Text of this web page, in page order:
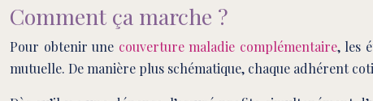
Comment ça marche ?
Pour obtenir une couverture maladie complémentaire, les
mutuelle. De manière plus schématique, chaque adhérent